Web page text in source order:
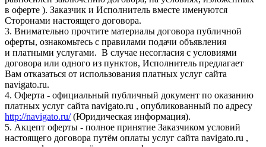
в оферте ). Заказчик и Исполнитель вместе именуются
Сторонами настоящего договора.
3. Внимательно прочтите материалы договора публичной
оферты, ознакомьтесь с правилами подачи объявления
и платными услугами. В случае несогласия с условиями
договора или одного из пунктов, Исполнитель предлагает
Вам отказаться от использования платных услуг сайта
navigato.ru.
4. Оферта - официальный публичный документ по оказанию
платных услуг сайта navigato.ru , опубликованный по адресу
http://navigato.ru/(Юридическая информация).
5. Акцепт оферты - полное принятие Заказчиком условий
настоящего договора путём оплаты услуг сайта navigato.ru ,